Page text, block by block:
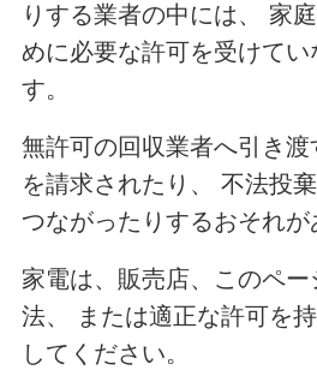
りする業者の中には、 家
めに必要な許可を受けてい
す。
無許可の回収業者へ引き
を請求されたり、 不法投
つながったりするおそれが
家電は、販売店、このペ
法、 または適正な許可を
してください。